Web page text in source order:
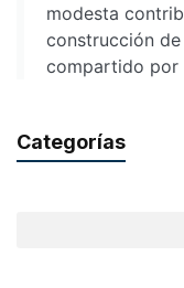
modesta
construcción
compartido por
Categorías